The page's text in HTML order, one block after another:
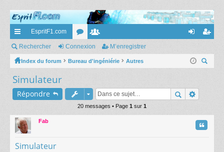
cc
ès
ra
pi
EspritF1.com
or
u
s
e
m
es
ne
on
nr
Rechercher Connexion M’enregistrer
Index du forum Bureau d'ingéniérie
Autres
Simulateur
Répondre
20 messages • Page 1 sur 1
Fab
Simulateur
Citation